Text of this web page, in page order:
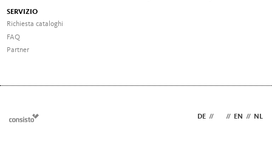
SERVIZIO
Richiesta cataloghi
FAQ
Partner
DE // // EN // NL